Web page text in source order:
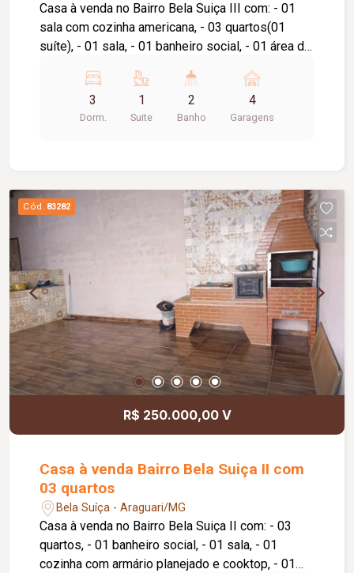
Casa à venda no Bairro Bela Suiça III com: - 01
sala com cozinha americana, - 03 quartos(01
suíte), - 01 sala, - 01 banheiro social, - 01 área de
churrasqueira, pia e balcão, - 01 piscina aquecida
com hidromassagem e cascata, - aquecedor
solar em 01 banheiro, - garagem para 04 carros, -
3
Dorm.
1
Suite
2
Banho
4
Garagens
Cód. 83282
R$ 250.000,00 V
Casa à venda Bairro Bela Suiça II com
03 quartos
Bela Suíça - Araguari/MG
Casa à venda no Bairro Bela Suiça II com: - 03
quartos, - 01 banheiro social, - 01 sala, - 01
cozinha com armário planejado e cooktop, - 01